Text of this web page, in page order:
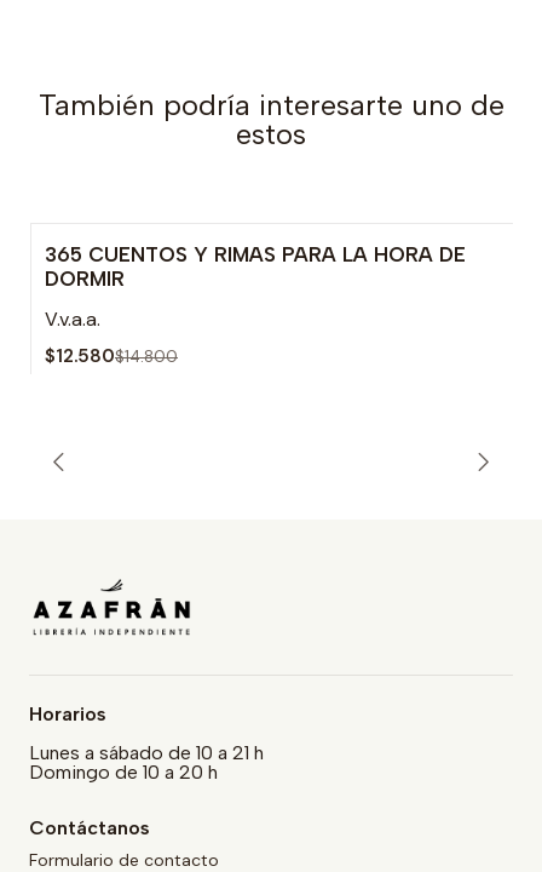
También podría interesarte uno de
estos
-15% OFF
365 CUENTOS Y RIMAS PARA LA HORA DE
DORMIR
V.v.a.a.
$12.580$14.800
Horarios
Lunes a sábado de 10 a 21 h
Domingo de 10 a 20 h
Contáctanos
Formulario de contacto